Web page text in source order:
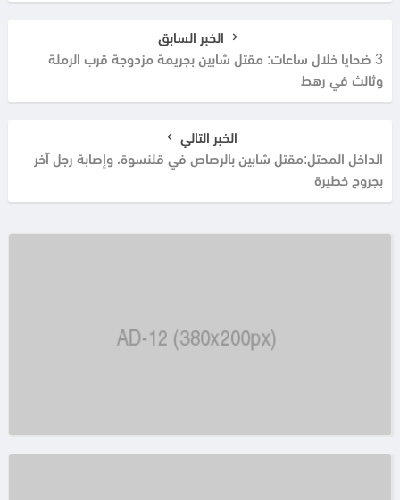
الخبر السابق
3 ضحايا خلال ساعات: مقتل شابين بجريمة مزدوجة قرب الرملة
وثالث في رهط
الخبر التالي
الداخل المحتل:مقتل شابين بالرصاص في قلنسوة، وإصابة رجل آخر
بجروح خطيرة